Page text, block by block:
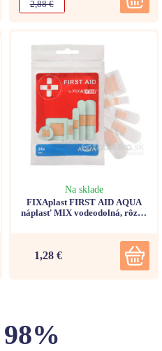
2,88 €
Na sklade
FIXAplast FIRST AID AQUA
náplasť MIX vodeodolná, rôzne
1,28 €
98%